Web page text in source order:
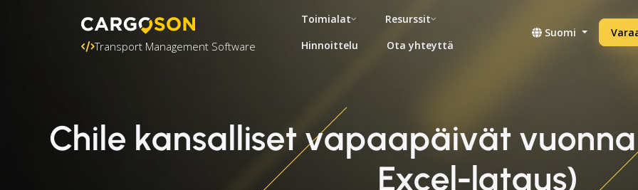
Transport Management Software
Toimialat
Resurssit
Hinnoittelu
Ota yhteyttä
Suomi
Chile kansalliset vapaapäivät
Excel-lataus)